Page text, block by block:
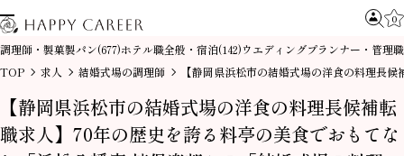
0
調理師・製菓製パン(677)ホテル職全般・宿泊(142)ウエディングプランナー・管理職
TOP
求人 結婚式場の調理師 【静岡県浜松市の結婚式場の洋食の料理長
【静岡県浜松市の結婚式場の洋食の料理長候補転
職求人】70年の歴史を誇る料亭の美食でおもてな